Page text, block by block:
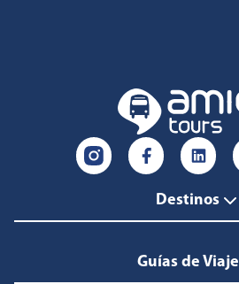
Destinos
Guías de Viaje